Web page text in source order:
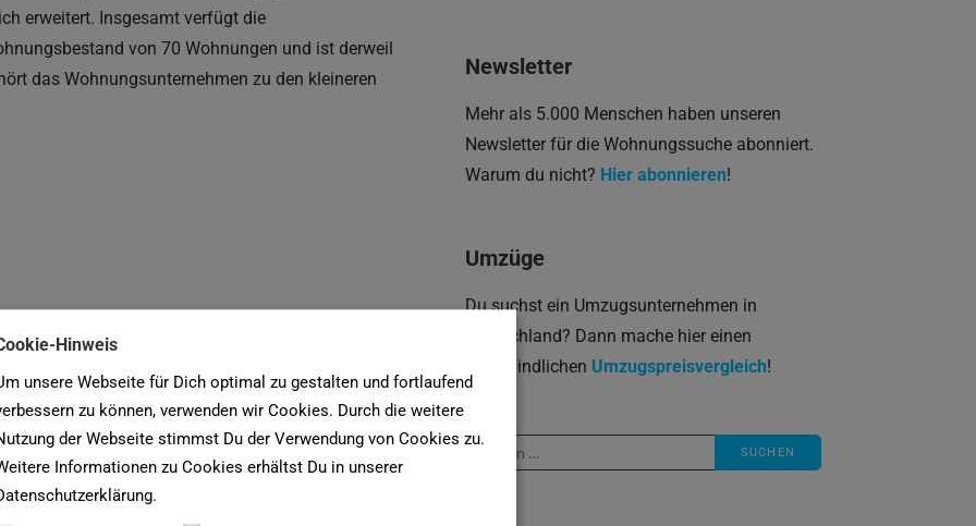
erweitert. Insgesamt verfügt die
von 70 Wohnungen und ist derweil
das Wohnungsunternehmen zu den kleineren
WiBeG
Newsletter
Mehr als 5.000 Menschen haben unseren
Newsletter für die Wohnungssuche abonniert.
Warum du nicht? Hier abonnieren!
Umzüge
Du suchst ein Umzugsunternehmen in
Deutschland? Dann mache hier einen
unverbindlichen Umzugspreisvergleich!
Suche
Hinweis
unsere Webseite für Dich optimal zu gestalten und fortlaufend
zu können, verwenden wir Cookies. Durch die weitere
der Webseite stimmst Du der Verwendung von Cookies zu.
Informationen zu Cookies erhältst Du in unserer